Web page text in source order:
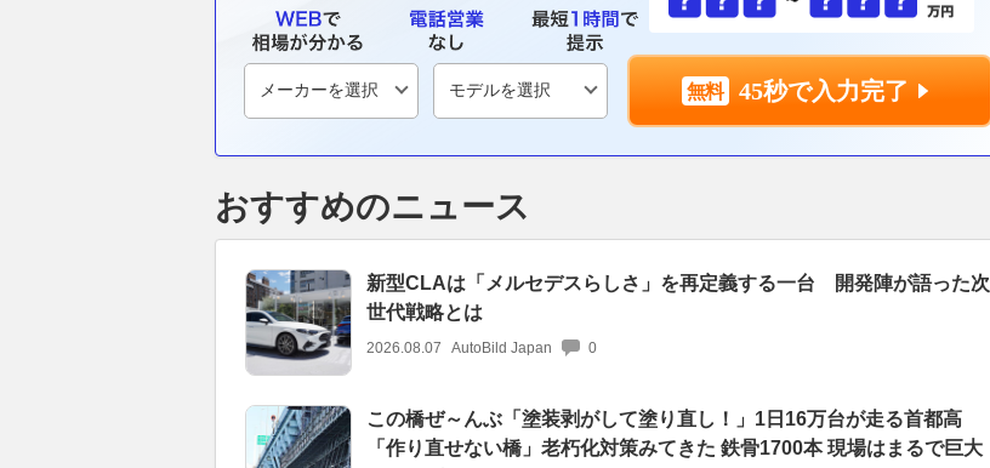
45秒で入力完了
おすすめのニュース
新型CLAは「メルセデスらしさ」を再定義する一台 開発陣が語った次
世代戦略とは
2026.08.07 AutoBild Japan 0
この橋ぜ～んぶ「塗装剥がして塗り直し！」1日16万台が走る首都高
「作り直せない橋」老朽化対策みてきた 鉄骨1700本 現場はまるで巨大